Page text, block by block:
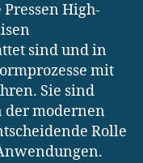
High-
sind und in
mit
Sie sind
der modernen
Rolle